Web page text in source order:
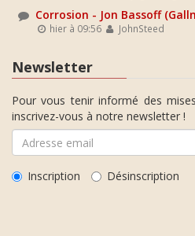
Corrosion - Jon Bassoff
hier à 09:56 JohnSteed
Newsletter
Pour vous tenir informé des
inscrivez-vous à notre newsletter !
Inscription Désinscription